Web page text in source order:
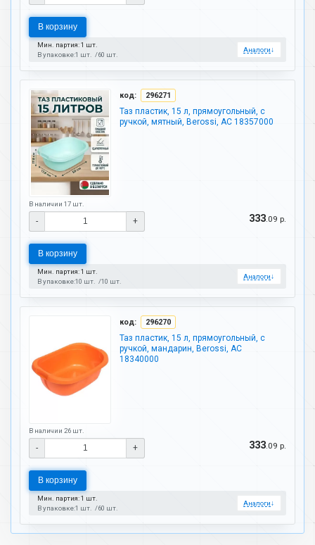
В корзину
Мин. партия: 1 шт.
В упаковке:1 шт. 60 шт.
Аналоги↓
код: 296271
Таз пластик, 15 л, прямоугольный, с
ручкой, мятный, Berossi, АС 18357000
В наличии 17 шт.
- + 333 .09 р.
В корзину
Мин. партия: 1 шт.
В упаковке:10 шт. 10 шт.
Аналоги↓
код: 296270
Таз пластик, 15 л, прямоугольный, с
ручкой, мандарин, Berossi, АС
18340000
В наличии 26 шт.
- + 333.09 р.
В корзину
Мин. партия: 1 шт.
В упаковке:1 шт. 60 шт.
Аналоги↓